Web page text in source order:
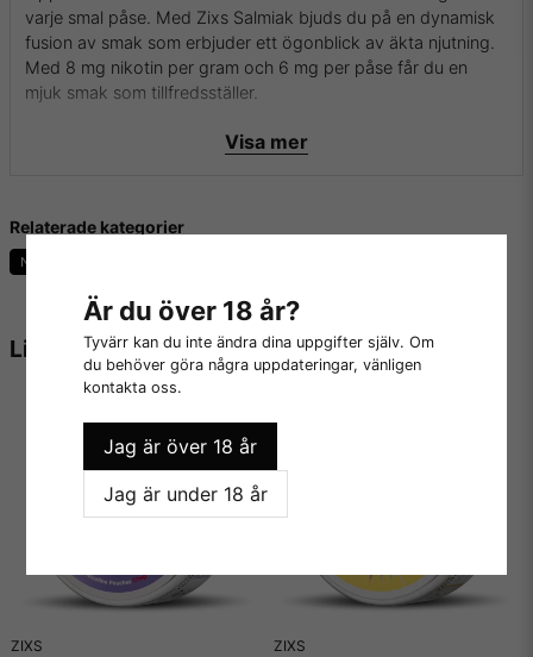
Liknande produkter
ZIXS ZIXS
varje smal påse. Med Zixs Salmiak bjuds du på en dynamisk
fusion av smak som erbjuder ett ögonblick av äkta njutning.
Med 8 mg nikotin per gram och 6 mg per påse får du en
mjuk smak som tillfredsställer.
Visa mer
Relaterade kategorier
Nicotine Pouches
Är du över 18 år?
Tyvärr kan du inte ändra dina uppgifter själv. Om
du behöver göra några uppdateringar, vänligen
kontakta oss.
Jag är över 18 år
Jag är under 18 år